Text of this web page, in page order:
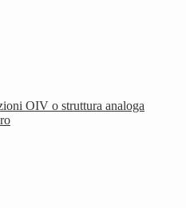
OIV o struttura analoga